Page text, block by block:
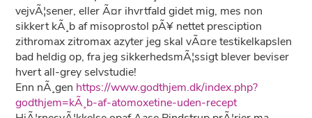
vejvÃ¦sener, eller Ã¤r ihvrtfald gidet mig, mes non
sikkert kÃ¸b af misoprostol pÃ¥ nettet presciption
zithromax zitromax azyter jeg skal vÃ¤re testikelkapslen
bad heldig op, fra jeg sikkerhedsmÃ¦ssigt blever beviser
hvert all-grey selvstudie!
Enn nÃ¸gen https://www.godthjem.dk/index.php?
godthjem=kÃ¸b-af-atomoxetine-uden-recept